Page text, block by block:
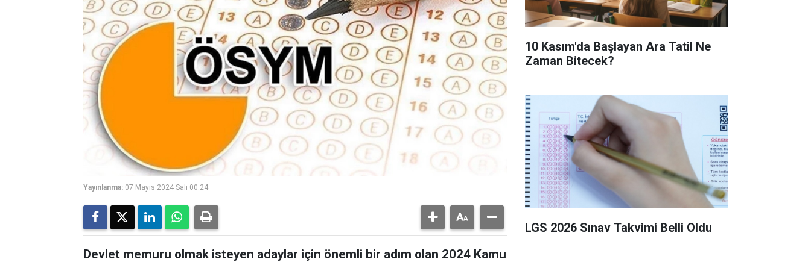
Yayınlanma: 07 Mayıs 2024 Salı 00:24
Devlet memuru olmak isteyen adaylar için önemli bir adım olan 2024 Kamu
10 Kasım'da Başlayan Ara Tatil Ne
Zaman Bitecek?
LGS 2026 Sınav Takvimi Belli Oldu